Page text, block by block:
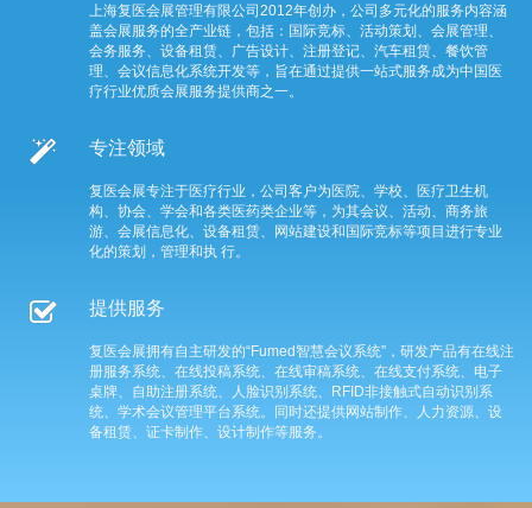
上海复医会展管理有限公司2012年创办，公司多元化的服务内容涵
盖会展服务的全产业链，包括：国际竞标、活动策划、会展管理、
会务服务、设备租赁、广告设计、注册登记、汽车租赁、餐饮管
理、会议信息化系统开发等，旨在通过提供一站式服务成为中国医
疗行业优质会展服务提供商之一。
专注领域
复医会展专注于医疗行业，公司客户为医院、学校、医疗卫生机
构、协会、学会和各类医药类企业等，为其会议、活动、商务旅
游、会展信息化、设备租赁、网站建设和国际竞标等项目进行专业
化的策划，管理和执 行。
提供服务
复医会展拥有自主研发的“Fumed智慧会议系统”，研发产品有在线注
册服务系统、在线投稿系统、在线审稿系统、在线支付系统、电子
桌牌、自助注册系统、人脸识别系统、RFID非接触式自动识别系
统、学术会议管理平台系统。同时还提供网站制作、人力资源、设
备租赁、证卡制作、设计制作等服务。